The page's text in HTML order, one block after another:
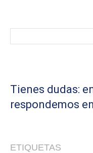
Tienes dudas:
respondemos
ETIQUETAS